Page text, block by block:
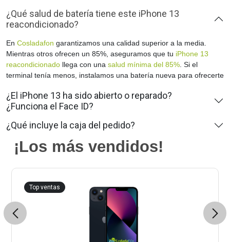
¿Qué salud de batería tiene este iPhone 13
reacondicionado?
En Cosladafon garantizamos una calidad superior a la media.
Mientras otros ofrecen un 85%, aseguramos que tu iPhone 13
reacondicionado llega con una salud mínima del 85% . Si el
terminal tenía menos, instalamos una batería nueva para ofrecerte
¿El iPhone 13 ha sido abierto o reparado?
¿Funciona el Face ID?
¿Qué incluye la caja del pedido?
¡Los más vendidos!
Previous
Top ventas
Next